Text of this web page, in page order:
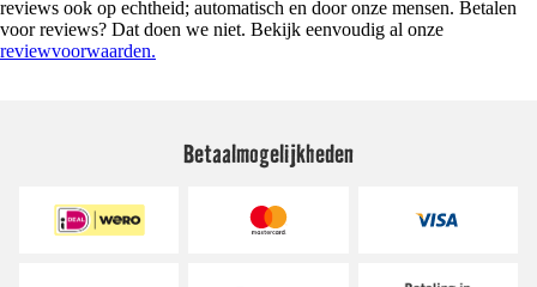
reviews ook op echtheid; automatisch en door onze mensen. Betalen
voor reviews? Dat doen we niet. Bekijk eenvoudig al onze
reviewvoorwaarden.
Betaalmogelijkheden